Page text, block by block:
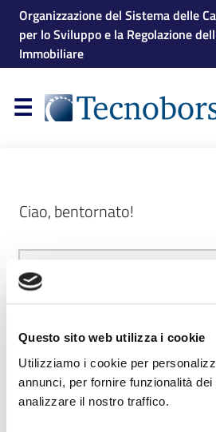
Questo sito web utilizza i cookie
Utilizziamo i cookie per
annunci, per fornire funzionalità
analizzare il nostro traffico.
Organizzazione del Sistema delle
per lo Sviluppo e la Regolazione
Immobiliare
Ciao, bentornato!
Ricordami